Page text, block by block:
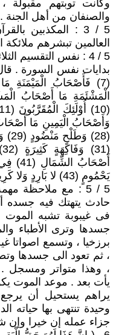
وكانت توبتهم مقبولة
والصنفان من أهل الجنة .
5 / 3 : المكذبين
العالمين تبشرهم
5 / 4 : نفس التقسيم
بدايات نفس السورة .
يَحْمُومٍ (43) لا بَارِدٍ وَلا كَرِيمٍ (44).. الواقعة )
5 / 5 : مع ملاحظة
حادث يتهتك فيه جسده
فى غيبوبة تشبه
جسدها وترى الأطباء
برزخيا ، وتسمع اصواتا
، ثم تعود الى جسدها
، وهذا متواتر ومسجل
يأت بعد . موعد الموت
يراهم يستحيل أن
وحيدة تنتهى بها حياته
جزاء عمله إن خيرا وإن